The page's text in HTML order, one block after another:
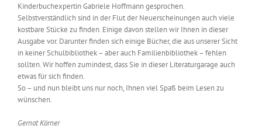
Kinderbuchexpertin Gabriele Hoffmann gesprochen.
Selbstverständlich sind in der Flut der Neuerscheinungen auch viele
kostbare Stücke zu finden. Einige davon stellen wir Ihnen in dieser
Ausgabe vor. Darunter finden sich einige Bücher, die aus unserer Sicht
in keiner Schulbibliothek – aber auch Familienbibliothek – fehlen
sollten. Wir hoffen zumindest, dass Sie in dieser Literaturgarage auch
etwas für sich finden.
So – und nun bleibt uns nur noch, Ihnen viel Spaß beim Lesen zu
wünschen.
Gernot Körner